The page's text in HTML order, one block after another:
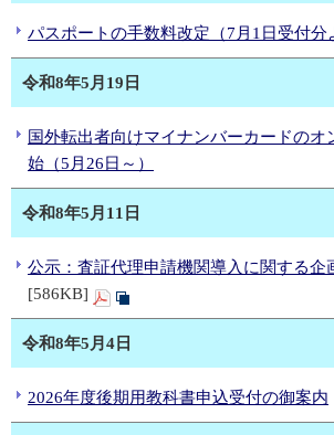
パスポートの手数料改定（7月1日受付分
令和8年5月19日
国外転出者向けマイナンバーカードのオ
始（5月26日～）
令和8年5月11日
公示：査証代理申請機関導入に関する企
[586KB]
令和8年5月4日
2026年度後期用教科書申込受付の御案内